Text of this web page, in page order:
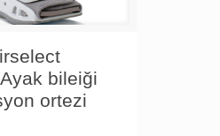
bileiği
ortezi